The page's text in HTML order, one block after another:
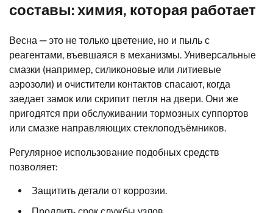
составы: химия, которая работает
Весна — это не только цветение, но и пыль с
реагентами, въевшаяся в механизмы. Универсальные
смазки (например, силиконовые или литиевые
аэрозоли) и очистители контактов спасают, когда
заедает замок или скрипит петля на двери. Они же
пригодятся при обслуживании тормозных суппортов
или смазке направляющих стеклоподъёмников.
Регулярное использование подобных средств
позволяет:
Защитить детали от коррозии.